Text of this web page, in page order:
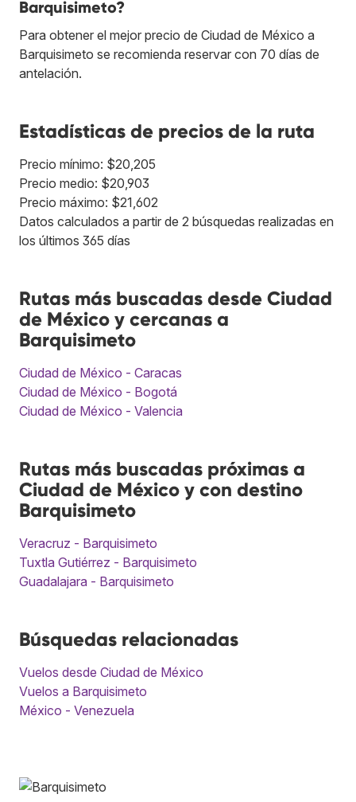
Barquisimeto?
Para obtener el mejor precio de Ciudad de México a
Barquisimeto se recomienda reservar con 70 días de
antelación.
Estadísticas de precios de la ruta
Precio mínimo: $20,205
Precio medio: $20,903
Precio máximo: $21,602
Datos calculados a partir de 2 búsquedas realizadas en
los últimos 365 días
Rutas más buscadas desde Ciudad
de México y cercanas a
Barquisimeto
Ciudad de México - Caracas
Ciudad de México - Bogotá
Ciudad de México - Valencia
Rutas más buscadas próximas a
Ciudad de México y con destino
Barquisimeto
Veracruz - Barquisimeto
Tuxtla Gutiérrez - Barquisimeto
Guadalajara - Barquisimeto
Búsquedas relacionadas
Vuelos desde Ciudad de México
Vuelos a Barquisimeto
México - Venezuela